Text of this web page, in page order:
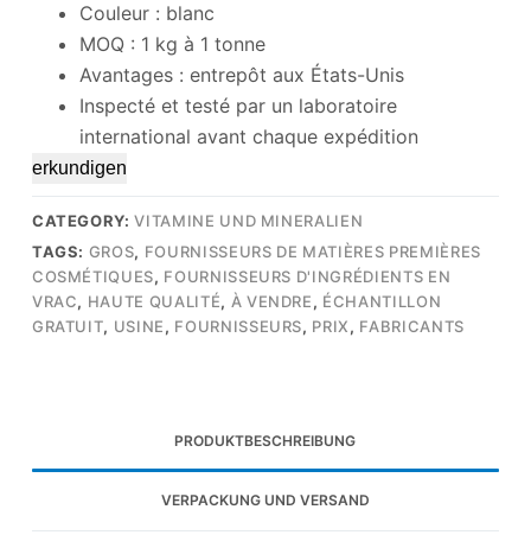
Couleur : blanc
MOQ : 1 kg à 1 tonne
Avantages : entrepôt aux États-Unis
Inspecté et testé par un laboratoire
international avant chaque expédition
erkundigen
CATEGORY:VITAMINE UND MINERALIEN
TAGS: GROS, FOURNISSEURS DE MATIÈRES PREMIÈRES
COSMÉTIQUES, FOURNISSEURS D'INGRÉDIENTS EN
VRAC, HAUTE QUALITÉ, À VENDRE, ÉCHANTILLON
GRATUIT, USINE, FOURNISSEURS, PRIX, FABRICANTS
PRODUKTBESCHREIBUNG
VERPACKUNG UND VERSAND